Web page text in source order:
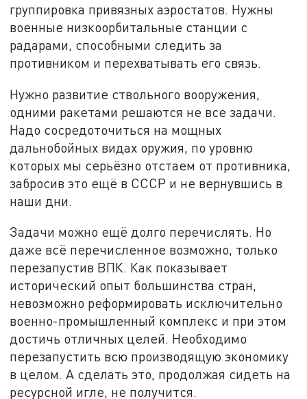
группировка привязных аэростатов. Нужны
военные низкоорбитальные станции с
радарами, способными следить за
противником и перехватывать его связь.
Нужно развитие ствольного вооружения,
одними ракетами решаются не все задачи.
Надо сосредоточиться на мощных
дальнобойных видах оружия, по уровню
которых мы серьёзно отстаем от противника,
забросив это ещё в СССР и не вернувшись в
наши дни.
Задачи можно ещё долго перечислять. Но
даже всё перечисленное возможно, только
перезапустив ВПК. Как показывает
исторический опыт большинства стран,
невозможно реформировать исключительно
военно-промышленный комплекс и при этом
достичь отличных целей. Необходимо
перезапустить всю производящую экономику
в целом. А сделать это, продолжая сидеть на
ресурсной игле, не получится.